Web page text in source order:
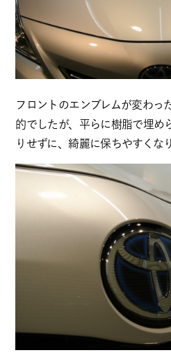
フロントのエンブレムが変わっ
的でしたが、平らに樹脂で埋め
りせずに、綺麗に保ちやすくな